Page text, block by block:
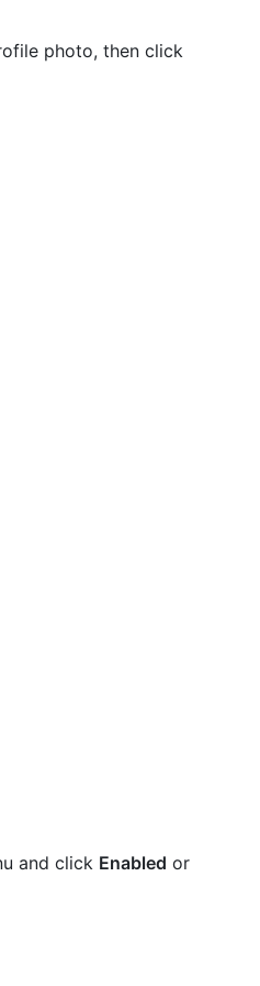
photo, then click
and click Enabled or